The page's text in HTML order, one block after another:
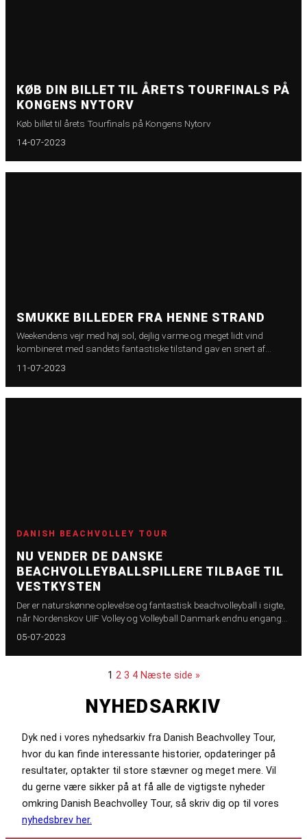
KØB DIN BILLET TIL ÅRETS TOURFINALS PÅ
KONGENS NYTORV
Køb billet til årets Tourfinals på Kongens Nytorv
14-07-2023
SMUKKE BILLEDER FRA HENNE STRAND
Weekendens vejr med høj sol, dejlig varme og meget lidt vind
kombineret med sandets fantastiske tilstand gav en snert af
11-07-2023
DANISH BEACHVOLLEY TOUR
NU VENDER DE DANSKE
BEACHVOLLEYBALLSPILLERE TILBAGE TIL
VESTKYSTEN
Der er naturskønne oplevelse og fantastisk beachvolleyball i sigte,
når Nordenskov UIF Volley og Volleyball Danmark endnu engang
beachvolleyballspillere skal dyste om pointene i den tidligere
vikingeby omkring Henne Strand.
05-07-2023
1 2 3 4 Næste side »
NYHEDSARKIV
Dyk ned i vores nyhedsarkiv fra Danish Beachvolley Tour,
hvor du kan finde interessante historier, opdateringer på
resultater, optakter til store stævner og meget mere. Vil
du gerne være sikker på at få alle de vigtigste nyheder
omkring Danish Beachvolley Tour, så skriv dig op til vores
nyhedsbrev her.